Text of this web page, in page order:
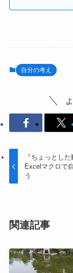
自分の考え
『ちょっとし
Excelマクロで
う
関連記事